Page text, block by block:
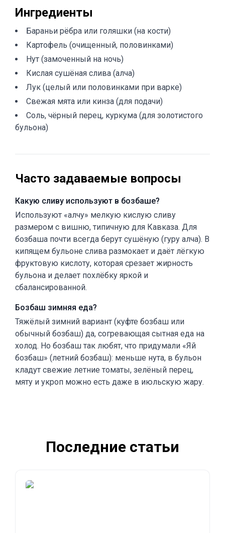
Ингредиенты
Бараньи рёбра или голяшки (на кости)
Картофель (очищенный, половинками)
Нут (замоченный на ночь)
Кислая сушёная слива (алча)
Лук (целый или половинками при варке)
Свежая мята или кинза (для подачи)
Соль, чёрный перец, куркума (для золотистого
бульона)
Часто задаваемые вопросы
Какую сливу используют в бозбаше?
Используют «алчу» мелкую кислую сливу
размером с вишню, типичную для Кавказа. Для
бозбаша почти всегда берут сушёную (гуру алча). В
кипящем бульоне слива размокает и даёт лёгкую
фруктовую кислоту, которая срезает жирность
бульона и делает похлёбку яркой и
сбалансированной.
Бозбаш зимняя еда?
Тяжёлый зимний вариант (куфте бозбаш или
обычный бозбаш) да, согревающая сытная еда на
холод. Но бозбаш так любят, что придумали «Яй
бозбаш» (летний бозбаш): меньше нута, в бульон
кладут свежие летние томаты, зелёный перец,
мяту и укроп можно есть даже в июльскую жару.
Последние статьи